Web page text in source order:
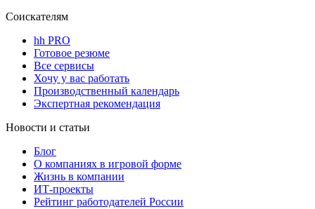
Соискателям
hh PRO
Готовое резюме
Все сервисы
Хочу у вас работать
Производственный календарь
Экспертная рекомендация
Новости и статьи
Блог
О компаниях в игровой форме
Жизнь в компании
ИТ-проекты
Рейтинг работодателей России